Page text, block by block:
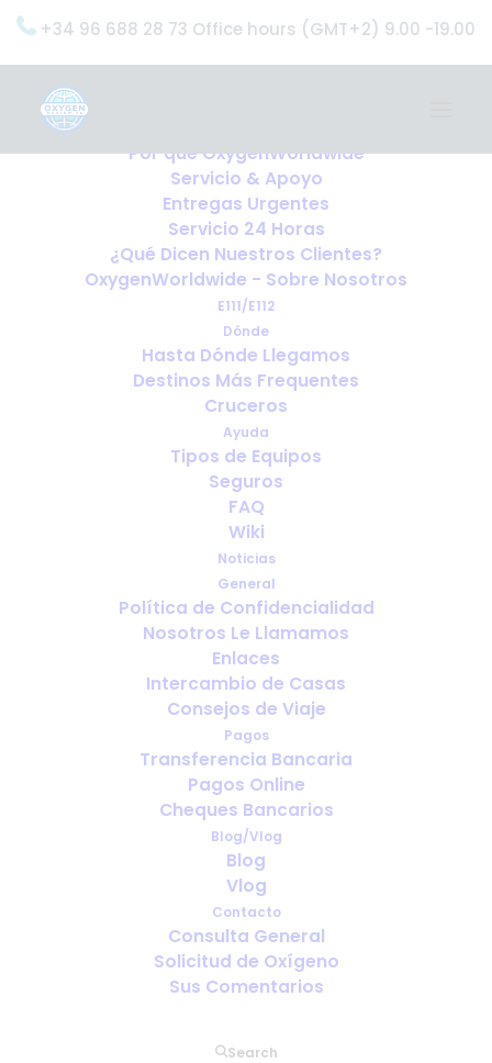
+34 96 688 28 73 Office hours (GMT+2) 9.00 -19.00
OxygenWorldwide (¿Qué Hacemos?)
Por qué OxygenWorldwide
Servicio & Apoyo
Entregas Urgentes
Servicio 24 Horas
¿Qué Dicen Nuestros Clientes?
OxygenWorldwide - Sobre Nosotros
E111/E112
Dónde
Hasta Dónde Llegamos
Destinos Más Frequentes
Cruceros
Ayuda
Tipos de Equipos
Seguros
FAQ
Wiki
Noticias
General
Política de Confidencialidad
Nosotros Le Llamamos
Enlaces
Intercambio de Casas
Consejos de Viaje
Pagos
Transferencia Bancaria
Pagos Online
Cheques Bancarios
Blog/Vlog
Blog
Vlog
Contacto
Consulta General
Solicitud de Oxígeno
Sus Comentarios
Search
Cómo elegir el equipo de
oxígeno adecuado para tu
estancia en el extranjero
AGOSTO 1, 2025 | INESPAÑOL
Viajar o vivir en el extranjero con oxígeno